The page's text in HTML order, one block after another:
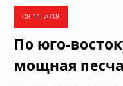
08.11.2018
По юго-
мощная